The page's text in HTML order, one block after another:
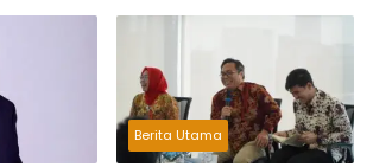
Berita Utama